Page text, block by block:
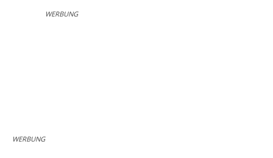
WERBUNG
WERBUNG